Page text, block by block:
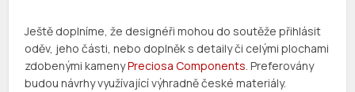
Ještě doplníme, že designéři mohou do soutěže přihlásit
oděv, jeho části, nebo doplněk s detaily či celými plochami
zdobenými kamenyPreciosa Components. Preferovány
budou návrhy využívající výhradně české materiály.